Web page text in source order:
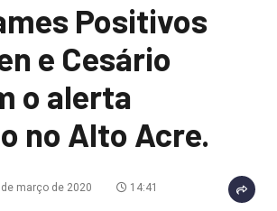
Positivos
e Cesário
o alerta
no Alto Acre.
março de 2020 14:41